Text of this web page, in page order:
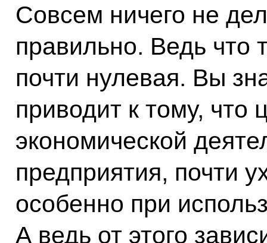
Совсем ничего не
правильно. Ведь что
почти нулевая. Вы
приводит к тому, что
экономической
предприятия, почти
особенно при
А ведь от этого